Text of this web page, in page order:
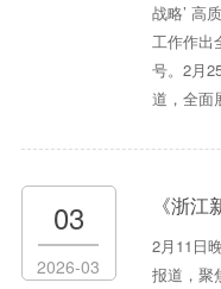
战略’ 高
工作作出
号。2月
道，全面
03
2026-03
《浙江新闻
2月11日
报道，聚